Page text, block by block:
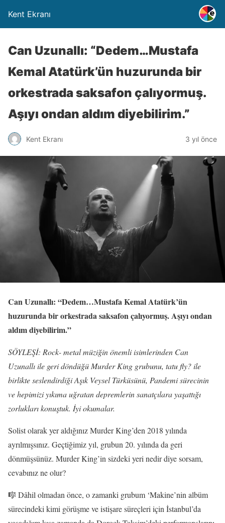
Kent Ekranı
Can Uzunallı: “Dedem…Mustafa
Kemal Atatürk’ün huzurunda bir
orkestrada saksafon çalıyormuş.
Aşıyı ondan aldım diyebilirim.”
Kent Ekranı 3 yıl önce
Can Uzunallı: “Dedem…Mustafa Kemal Atatürk’ün
huzurunda bir orkestrada saksafon çalıyormuş. Aşıyı ondan
aldım diyebilirim.”
SÖYLEŞİ: Rock- metal müziğin önemli isimlerinden Can
Uzunallı ile geri döndüğü Murder King grubunu, tatu fly? ile
birlikte seslendirdiği Aşık Veysel Türküsünü, Pandemi sürecinin
ve hepimizi yıkıma uğratan depremlerin sanatçılara yaşattığı
zorlukları konuştuk. İyi okumalar.
Solist olarak yer aldığınız Murder King’den 2018 yılında
ayrılmışsınız. Geçtiğimiz yıl, grubun 20. yılında da geri
dönmüşsünüz. Murder King’in sizdeki yeri nedir diye sorsam,
cevabınız ne olur?
🎼 Dâhil olmadan önce, o zamanki grubum ‘Makine’nin albüm
sürecindeki kimi görüşme ve istişare süreçleri için İstanbul’da